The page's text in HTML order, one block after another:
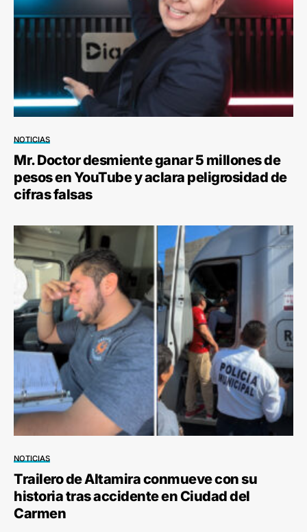
NOTICIAS
Mr. Doctor desmiente ganar 5 millones de
pesos en YouTube y aclara peligrosidad de
cifras falsas
NOTICIAS
Trailero de Altamira conmueve con su
historia tras accidente en Ciudad del
Carmen